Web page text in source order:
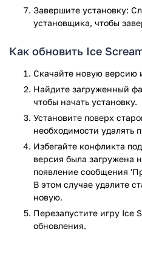
Завершите установку:
установщика, чтобы
Как обновить Ice
Скачайте новую версию
Найдите загруженный
чтобы начать установку.
Установите поверх
необходимости
Избегайте конфликта
версия была загружена
появление сообщения
В этом случае удалите
новую.
Перезапустите игру Ice
обновления.